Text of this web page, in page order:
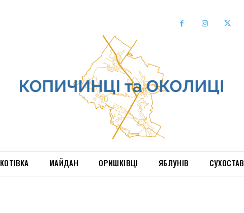
КОТІВКА МАЙДАН ОРИШКІВЦІ ЯБЛУНІВ СУХОСТАВ